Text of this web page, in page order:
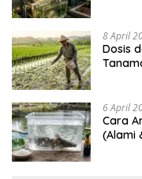
8 April
Dosis
6 April
Cara
(Alami